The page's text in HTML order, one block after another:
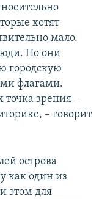
хотят
мало.
Но они
городскую
флагами.
точка зрения –
– говорит
острова
как один из
этом для